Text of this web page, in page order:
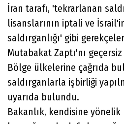
İran tarafı, 'tekrarlanan
lisanslarının iptali ve
saldırganlığı' gibi
Mutabakat Zaptı'nı geçersiz
Bölge ülkelerine çağrıda
saldırganlarla işbirliği
uyarıda bulundu.
Bakanlık, kendisine yönelik